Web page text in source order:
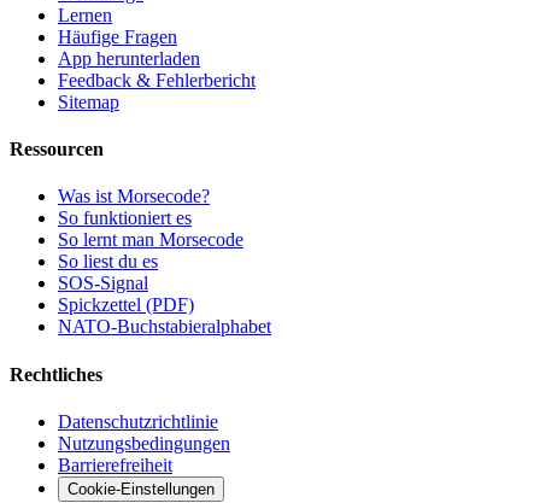
Lernen
Häufige Fragen
App herunterladen
Feedback & Fehlerbericht
Sitemap
Ressourcen
Was ist Morsecode?
So funktioniert es
So lernt man Morsecode
So liest du es
SOS-Signal
Spickzettel (PDF)
NATO-Buchstabieralphabet
Rechtliches
Datenschutzrichtlinie
Nutzungsbedingungen
Barrierefreiheit
Cookie-Einstellungen